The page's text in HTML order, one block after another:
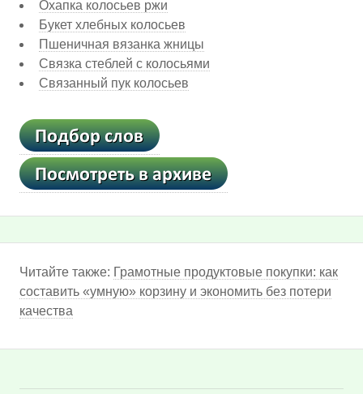
Охапка колосьев ржи
Букет хлебных колосьев
Пшеничная вязанка жницы
Связка стеблей с колосьями
Связанный пук колосьев
Читайте также: Грамотные продуктовые покупки: как
составить «умную» корзину и экономить без потери
качества